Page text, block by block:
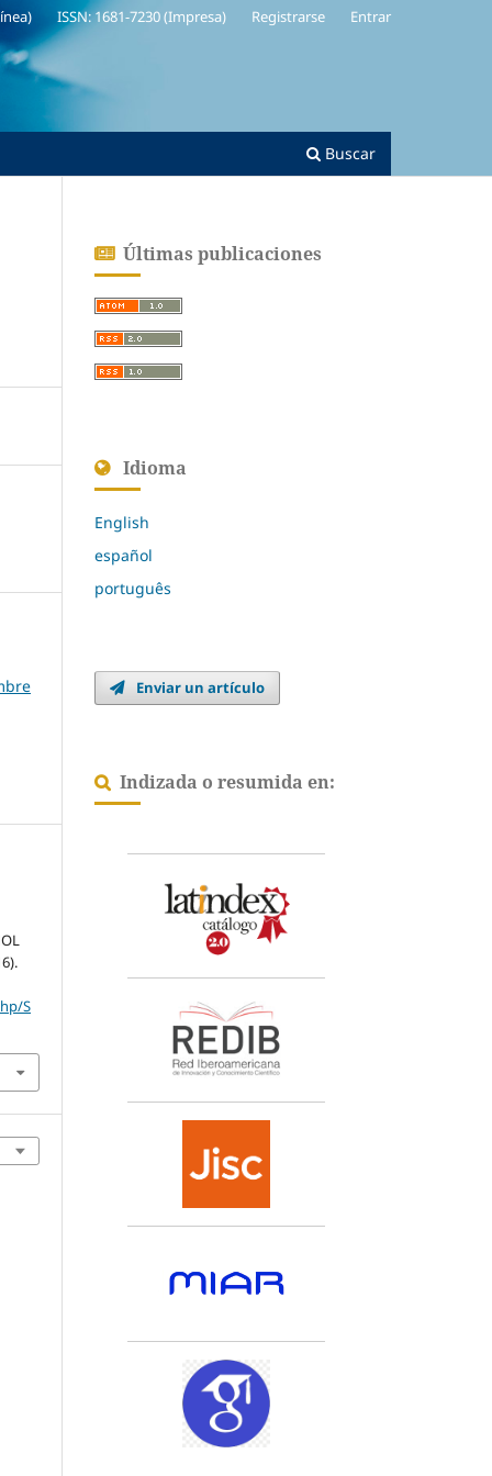
Buscar
ISSN: 1681-7230 (Impresa) Registrarse Entrar
S
Últimas publicaciones
Idioma
English
español
português
Enviar un artículo
Indizada o resumida en: